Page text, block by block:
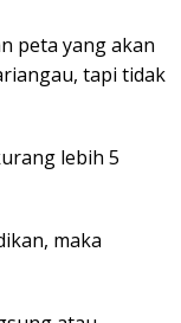
peta yang akan
tapi tidak
lebih 5
maka